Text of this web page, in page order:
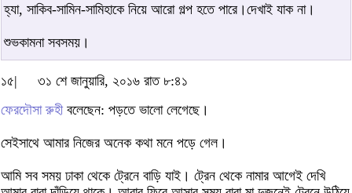
হ্যা, সাকিব-সামিন-সামিহাকে নিয়ে আরো গল্প হতে পারে।দেখাই যাক না।
শুভকামনা সবসময়।
১৫|
৩১ শে জানুয়ারি, ২০১৬ রাত ৮:৪১
ফেরদৌসা রুহীবলেছেন: পড়তে ভালো লেগেছে।
সেইসাথে আমার নিজের অনেক কথা মনে পড়ে গেল।
আমি সব সময় ঢাকা থেকে ট্রেনে বাড়ি যাই। ট্রেন থেকে নামার আগেই দেখি